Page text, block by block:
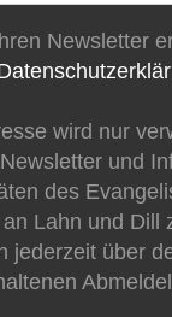
Newsletter
wird nur
und
des
Lahn und Dill
jederzeit über